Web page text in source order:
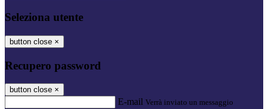
Seleziona utente
button close ×
Recupero password
button close ×
E-mail Verrà inviato un messaggio